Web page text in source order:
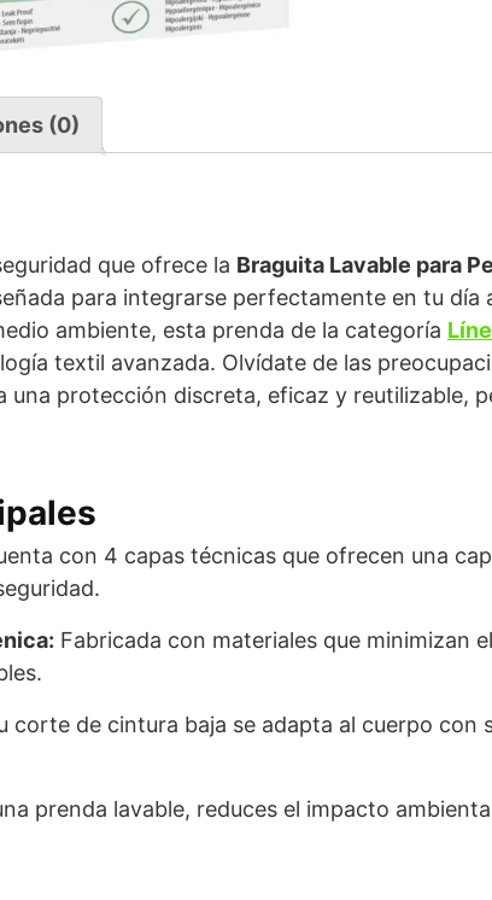
(0)
que ofrece la Braguita Lavable para
para integrarse perfectamente en tu día
ambiente, esta prenda de la categoría
textil avanzada. Olvídate de las
una protección discreta, eficaz y reutilizable,
con 4 capas técnicas que ofrecen una
Fabricada con materiales que minimizan
corte de cintura baja se adapta al cuerpo
prenda lavable, reduces el impacto